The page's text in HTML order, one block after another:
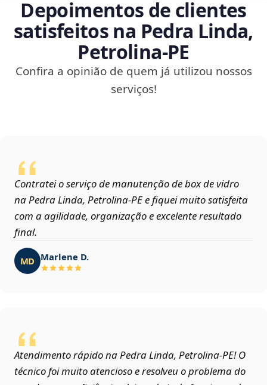
Depoimentos de clientes
satisfeitos na Pedra Linda,
Petrolina‑PE
Confira a opinião de quem já utilizou nossos
serviços!
Contratei o serviço de manutenção de box de vidro
na Pedra Linda, Petrolina‑PE e fiquei muito satisfeita
com a agilidade, organização e excelente resultado
final.
MD Marlene D.
Atendimento rápido na Pedra Linda, Petrolina‑PE! O
técnico foi muito atencioso e resolveu o problema do